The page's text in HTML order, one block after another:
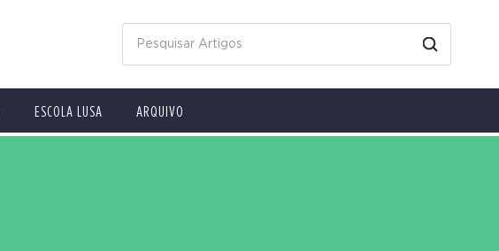
ESCOLA LUSA ARQUIVO